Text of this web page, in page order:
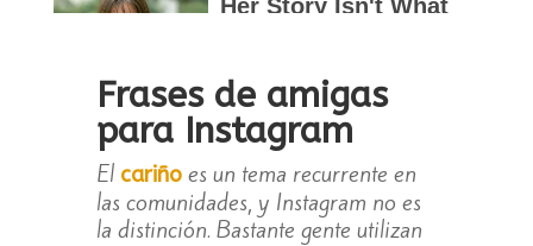
Frases de amigas
para Instagram
El cariñoes un tema recurrente en
las comunidades, y Instagram no es
la distinción. Bastante gente utilizan